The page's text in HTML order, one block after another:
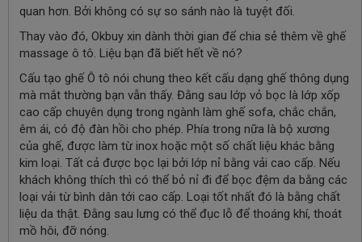
quan hơn. Bởi không có sự so sánh nào là tuyệt đối.
Thay vào đó, Okbuy xin dành thời gian để chia sẻ thêm về ghế
massage ô tô. Liệu bạn đã biết hết về nó?
Cấu tạo ghế Ô tô nói chung theo kết cấu dạng ghế thông dụng
mà mắt thường bạn vẫn thấy. Đằng sau lớp vỏ bọc là lớp xốp
cao cấp chuyên dụng trong ngành làm ghế sofa, chắc chắn,
êm ái, có độ đàn hồi cho phép. Phía trong nữa là bộ xương
của ghế, được làm từ inox hoặc một số chất liệu khác bằng
kim loại. Tất cả được bọc lại bởi lớp nỉ bằng vải cao cấp. Nếu
khách không thích thì có thể bỏ nỉ đi để bọc đệm da bằng các
loại vải từ bình dân tới cao cấp. Loại tốt nhất đó là bằng chất
liệu da thật. Đằng sau lưng có thể đục lỗ để thoáng khí, thoát
mồ hôi, đỡ nóng.